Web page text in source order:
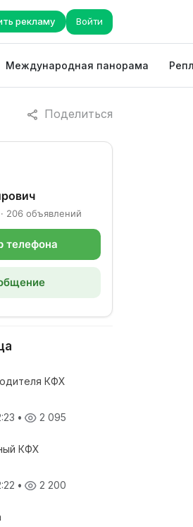
рекламу Войти
Международная панорама
Поделиться
206 объявлений
телефона
КФХ
• 2 095
КФХ
• 2 200